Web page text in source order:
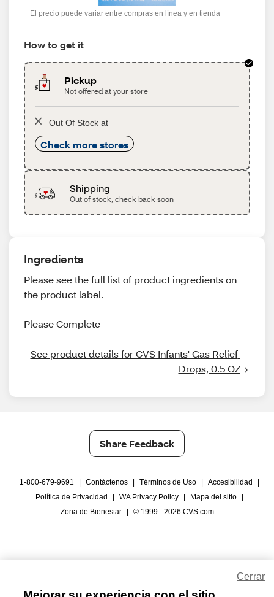
El precio puede variar entre compras en línea y en tienda
How to get it
Pickup
Not offered at your store
Out Of Stock at
Check more stores
Shipping
Out of stock, check back soon
Ingredients
Please see the full list of product ingredients on
the product label.
Please Complete
See product details for CVS Infants' Gas Relief
Drops, 0.5 OZ
Share Feedback
1-800-679-9691 Contáctenos Términos de Uso Accesibilidad
Política de Privacidad
WA Privacy Policy Mapa del sitio
Zona de Bienestar
© 1999 - 2026 CVS.com
Cerrar